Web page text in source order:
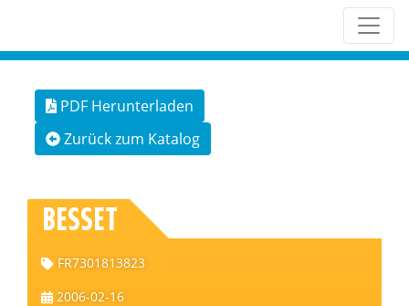
PDF Herunterladen
Zurück zum Katalog
BESSET
FR7301813823
2006-02-16